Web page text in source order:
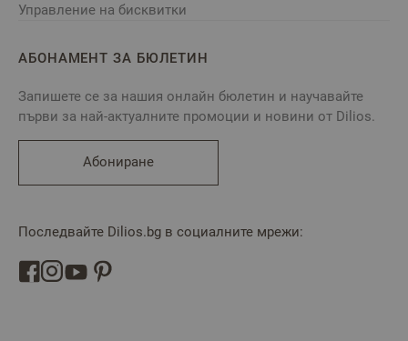
Управление на бисквитки
АБОНАМЕНТ ЗА БЮЛЕТИН
Запишете се за нашия онлайн бюлетин и научавайте
първи за най-актуалните промоции и новини от Dilios.
Абониране
Последвайте Dilios.bg в социалните мрежи: